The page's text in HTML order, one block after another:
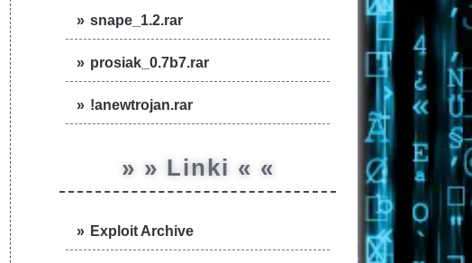
snape_1.2.rar
prosiak_0.7b7.rar
!anewtrojan.rar
» » Linki « «
Exploit Archive